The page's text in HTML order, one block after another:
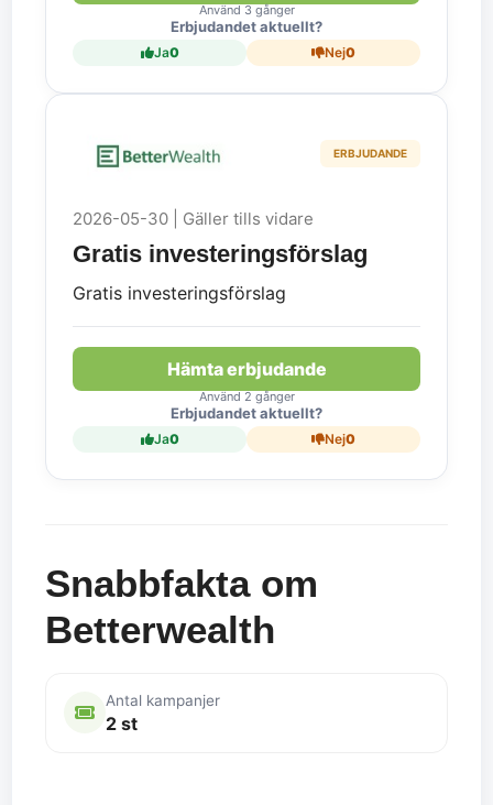
Använd 3 gånger
Erbjudandet aktuellt?
Ja0 Nej0
ERBJUDANDE
2026-05-30 | Gäller tills vidare
Gratis investeringsförslag
Gratis investeringsförslag
Hämta erbjudande
Använd 2 gånger
Erbjudandet aktuellt?
Ja0 Nej0
Snabbfakta om
Betterwealth
Antal kampanjer
2 st